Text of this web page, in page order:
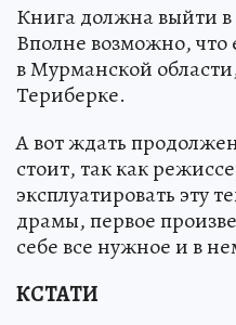
Книга должна выйти
Вполне возможно, что
в Мурманской
Териберке.
А вот ждать
стоит, так как
эксплуатировать эту
драмы, первое
себе все нужное и в
КСТАТИ